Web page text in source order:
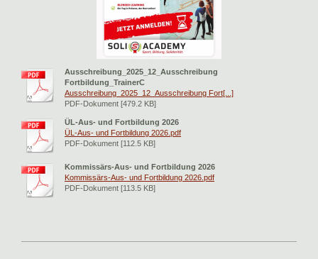
Ausschreibung_2025_12_Ausschreibung
Fortbildung_TrainerC
Ausschreibung_2025_12_Ausschreibung Fort[...]
PDF-Dokument [479.2 KB]
ÜL-Aus- und Fortbildung 2026
ÜL-Aus- und Fortbildung 2026.pdf
PDF-Dokument [112.5 KB]
Kommissärs-Aus- und Fortbildung 2026
Kommissärs-Aus- und Fortbildung 2026.pdf
PDF-Dokument [113.5 KB]